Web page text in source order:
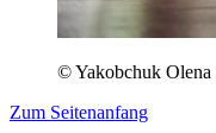
© Yakobchuk
Zum Seitenanfang